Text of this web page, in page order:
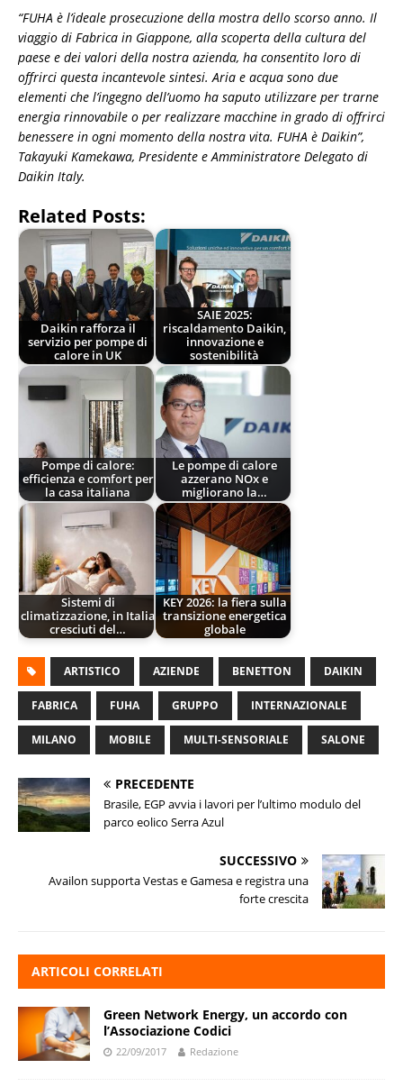
“FUHA è l’ideale prosecuzione della mostra dello scorso anno. Il
viaggio di Fabrica in Giappone, alla scoperta della cultura del
paese e dei valori della nostra azienda, ha consentito loro di
offrirci questa incantevole sintesi. Aria e acqua sono due
elementi che l’ingegno dell’uomo ha saputo utilizzare per trarne
energia rinnovabile o per realizzare macchine in grado di offrirci
benessere in ogni momento della nostra vita. FUHA è Daikin”,
Takayuki Kamekawa, Presidente e Amministratore Delegato di
Daikin Italy.
Related Posts:
Daikin rafforza il
servizio per pompe di
calore in UK
SAIE 2025:
riscaldamento Daikin,
innovazione e
sostenibilità
Pompe di calore:
efficienza e comfort per
la casa italiana
Le pompe di calore
azzerano NOx e
migliorano la…
Sistemi di
climatizzazione, in Italia
cresciuti del…
KEY 2026: la fiera sulla
transizione energetica
globale
ARTISTICO AZIENDE BENETTON DAIKIN
FABRICA FUHA GRUPPO INTERNAZIONALE
MILANO MOBILE MULTI-SENSORIALE SALONE
PRECEDENTE
Brasile, EGP avvia i lavori per l’ultimo modulo del
parco eolico Serra Azul
SUCCESSIVO
Availon supporta Vestas e Gamesa e registra una
forte crescita
ARTICOLI CORRELATI
Green Network Energy, un accordo con
l’Associazione Codici
22/09/2017 Redazione